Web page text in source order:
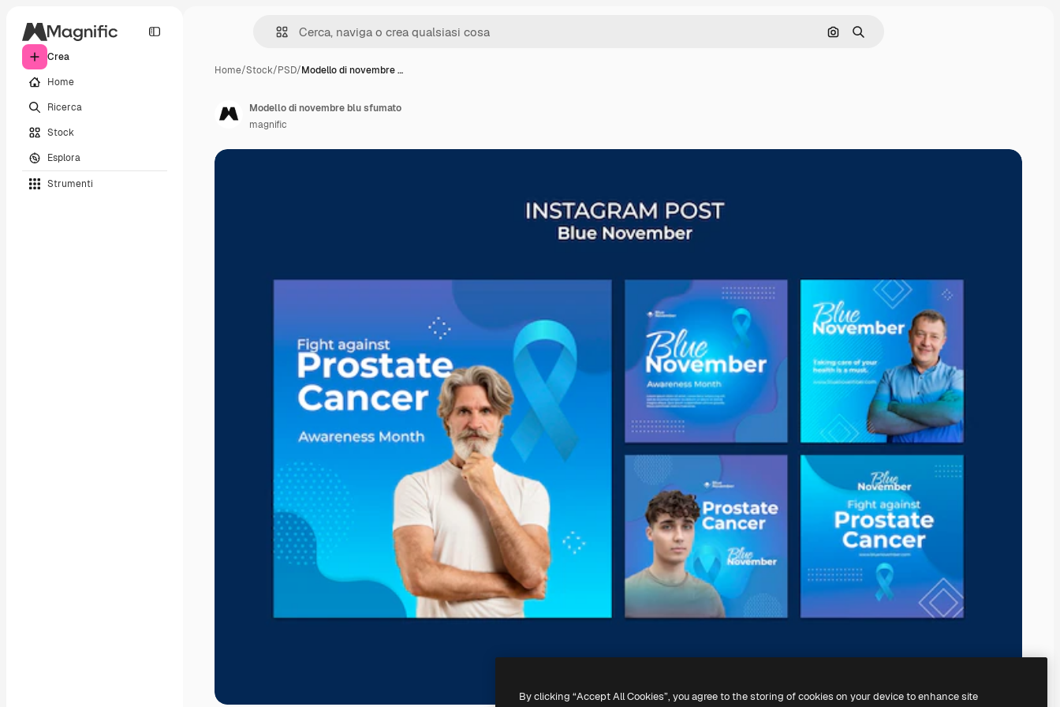
Crea
Home
Ricerca
Stock
Esplora
Strumenti
Cerca per immagine
Ricerca
Home/Stock/PSD/Modello di novembre …
Modello di novembre blu sfumato
magnific
By clicking “Accept All Cookies”, you agree to the storing of cookies on your device to enhance site